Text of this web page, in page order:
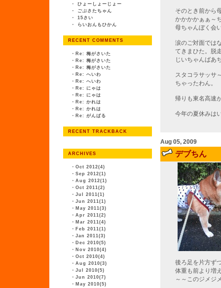
・
ひょーしょーじょー
・
ごぶさたちゃん
・
15さい
・
らいおんもひかん
RECENT COMMENTS
・ Re: 梅がさいた
・ Re: 梅がさいた
・ Re: 梅がさいた
・ Re: へいわ
・ Re: へいわ
・ Re: にゃは
・ Re: にゃは
・ Re: かれは
・ Re: かれは
・ Re: がんばる
RECENT TRACKBACK
ARCHIVES
・ Oct 2012(4)
・ Sep 2012(1)
・ Aug 2012(1)
・ Oct 2011(2)
・ Jul 2011(1)
・ Jun 2011(1)
・ May 2011(3)
・ Apr 2011(2)
・ Mar 2011(4)
・ Feb 2011(1)
・ Jan 2011(3)
・ Dec 2010(5)
・ Nov 2010(4)
・ Oct 2010(4)
・ Aug 2010(3)
・ Jul 2010(5)
・ Jun 2010(7)
・ May 2010(5)
そのとき前から
かかかかぁぁ～
母ちゃんぼく会
涙のご対面では
てきまひた。脱
じいちゃんばあ
スタコラサッサ
ちゃったわん。
帰りも東名高速
今年の夏休みは
Aug 05, 2009
デブちん
後ろ足を片方ず
体重も前より増
～～このジメジ